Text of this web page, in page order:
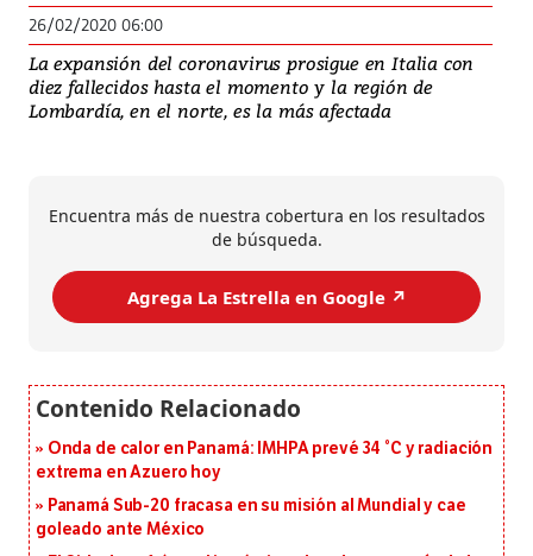
26/02/2020 06:00
La expansión del coronavirus prosigue en Italia con
diez fallecidos hasta el momento y la región de
Lombardía, en el norte, es la más afectada
Encuentra más de nuestra cobertura en los resultados
de búsqueda.
Agrega La Estrella en Google ↗️
Onda de calor en Panamá: IMHPA prevé 34 °C y radiación
extrema en Azuero hoy
Panamá Sub-20 fracasa en su misión al Mundial y cae
goleado ante México